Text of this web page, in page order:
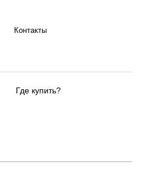
Контакты
Где купить?